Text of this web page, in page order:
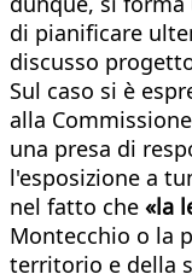
di pianificare
discusso
Sul caso si è
alla
una presa di
l'esposizione a
nel fatto che «la
Montecchio o la
territorio e della